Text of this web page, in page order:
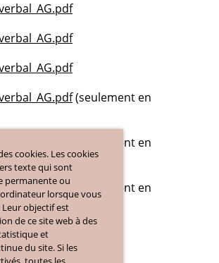
cookies. Les cookies
texte qui sont
permanente ou
lorsque vous
objectif est
de ce site web à des
et
du site. Si les
(seulement en
(seulement en
(seulement en